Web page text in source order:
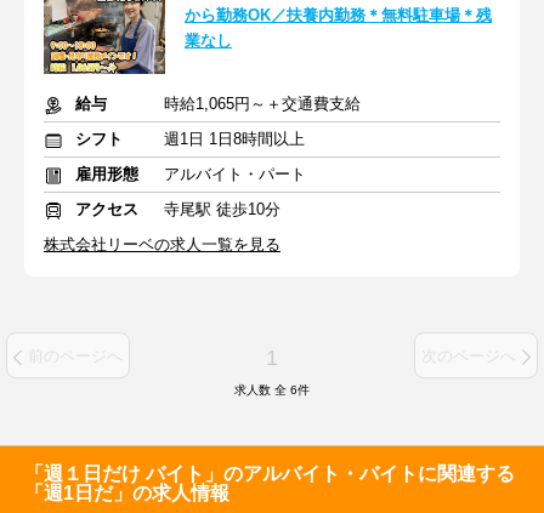
から勤務OK／扶養内勤務＊無料駐車場＊残
業なし
給与
時給1,065円～＋交通費支給
シフト
週1日 1日8時間以上
雇用形態
アルバイト・パート
アクセス
寺尾駅 徒歩10分
株式会社リーベの求人一覧を見る
前のページへ 1 次のページへ
求人数 全 6件
「週１日だけ バイト」のアルバイト・バイトに関連する
「週1日だ」の求人情報